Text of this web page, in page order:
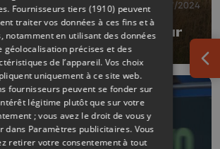
09/07/2024
refuge nature au coeur
Fournisseurs tiers (1910) peuvent
traiter vos données à ces fins et à
notamment en utilisant des données
géolocalisation précises et des
de l’appareil. Vos choix
uniquement à ce site web.
fournisseurs peuvent se fonder sur
légitime plutôt que sur votre
; vous avez le droit de vous y
dans Paramètres publicitaires. Vous
retirer votre consentement à tout